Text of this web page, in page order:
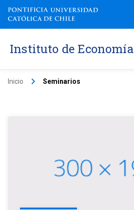
Instituto de Economía
Inicio keyboard_arrow_right Seminarios